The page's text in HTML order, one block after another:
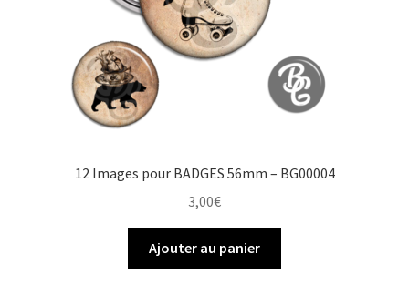
12 Images pour BADGES 56mm – BG00004
3,00€
Ajouter au panier